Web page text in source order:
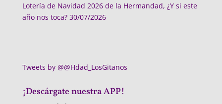
Lotería de Navidad 2026 de la Hermandad, ¿Y si este
año nos toca? 30/07/2026
Tweets by @@Hdad_LosGitanos
¡Descárgate nuestra APP!